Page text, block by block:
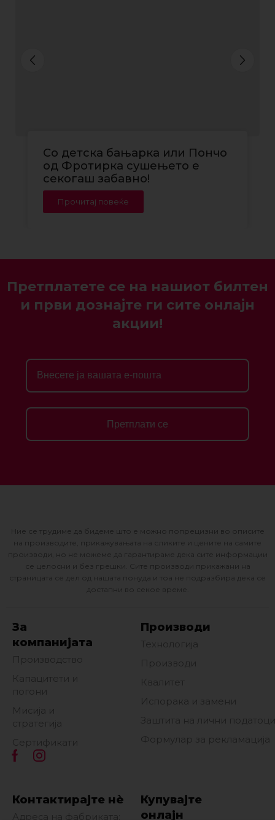
Со детска бањарка или Пончо
од Фротирка сушењето е
секогаш забавно!
Прочитај повеќе
Претплатете се на нашиот билтен
и први дознајте ги сите онлајн
акции!
Претплати се
Ние се трудиме да бидеме што е можно попрецизни во описите
на производите, прикажувањата на сликите и цените на самите
производи, но не можеме да гарантираме дека сите информации
се целосни и без грешки. Сите производи прикажани на
страницата се дел од нашата понуда и тоа не подразбира дека се
достапни во секое време.
За
компанијата
Производство
Капацитети и
погони
Мисија и
стратегија
Сертификати
Производи
Технологија
Производи
Квалитет
Испорака и замени
Заштита на лични податоци
Формулар за рекламација
Контактирајте нè
Адреса на фабриката:
Купувајте
онлајн